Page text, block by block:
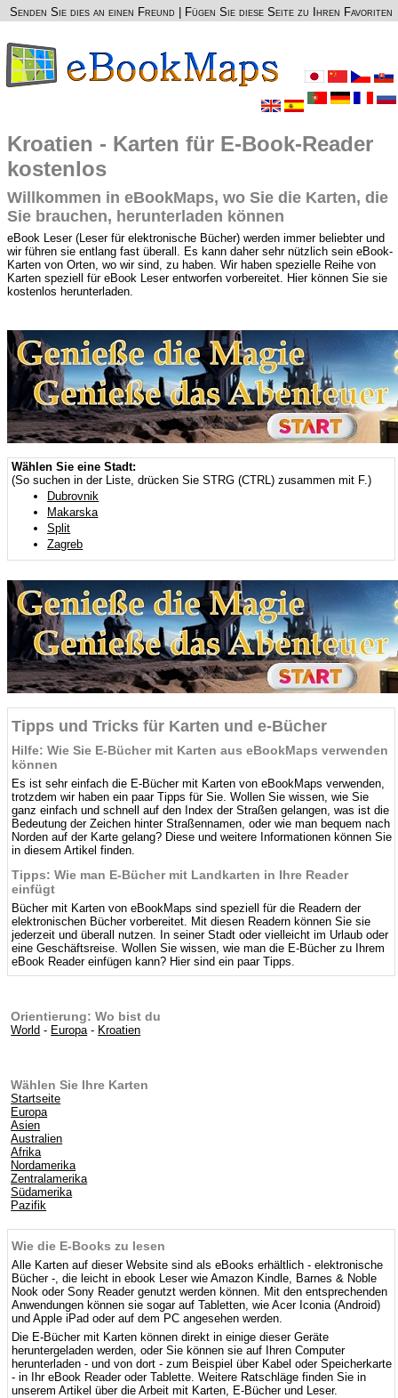
Senden Sie dies an einen Freund Fügen Sie diese Seite zu Ihren Favoriten
Kroatien - Karten für E-Book-Reader
kostenlos
Willkommen in eBookMaps, wo Sie die Karten, die
Sie brauchen, herunterladen können
eBook Leser (Leser für elektronische Bücher) werden immer beliebter und
wir führen sie entlang fast überall. Es kann daher sehr nützlich sein eBook-
Karten von Orten, wo wir sind, zu haben. Wir haben spezielle Reihe von
Karten speziell für eBook Leser entworfen vorbereitet. Hier können Sie sie
kostenlos herunterladen.
Wählen Sie eine Stadt:
(So suchen in der Liste, drücken Sie STRG (CTRL) zusammen mit F.)
Dubrovnik
Makarska
Split
Zagreb
Tipps und Tricks für Karten und e-Bücher
Hilfe: Wie Sie E-Bücher mit Karten aus eBookMaps verwenden
können
Es ist sehr einfach die E-Bücher mit Karten von eBookMaps verwenden,
trotzdem wir haben ein paar Tipps für Sie. Wollen Sie wissen, wie Sie
ganz einfach und schnell auf den Index der Straßen gelangen, was ist die
Bedeutung der Zeichen hinter Straßennamen, oder wie man bequem nach
Norden auf der Karte gelang? Diese und weitere Informationen können Sie
in diesem Artikel finden.
Tipps: Wie man E-Bücher mit Landkarten in Ihre Reader
einfügt
Bücher mit Karten von eBookMaps sind speziell für die Readern der
elektronischen Bücher vorbereitet. Mit diesen Readern können Sie sie
jederzeit und überall nutzen. In seiner Stadt oder vielleicht im Urlaub oder
eine Geschäftsreise. Wollen Sie wissen, wie man die E-Bücher zu Ihrem
eBook Reader einfügen kann? Hier sind ein paar Tipps.
Orientierung: Wo bist du
World - Europa- Kroatien
Wählen Sie Ihre Karten
Startseite
Europa
Asien
Australien
Afrika
Nordamerika
Zentralamerika
Südamerika
Pazifik
Wie die E-Books zu lesen
Alle Karten auf dieser Website sind als eBooks erhältlich - elektronische
Bücher -, die leicht in ebook Leser wie Amazon Kindle, Barnes & Noble
Nook oder Sony Reader genutzt werden können. Mit den entsprechenden
Anwendungen können sie sogar auf Tabletten, wie Acer Iconia (Android)
und Apple iPad oder auf dem PC angesehen werden.
Die E-Bücher mit Karten können direkt in einige dieser Geräte
heruntergeladen werden, oder Sie können sie auf Ihren Computer
herunterladen - und von dort - zum Beispiel über Kabel oder Speicherkarte
- in Ihr eBook Reader oder Tablette. Weitere Ratschläge finden Sie in
unserem Artikel über die Arbeit mit Karten, E-Bücher und Leser.